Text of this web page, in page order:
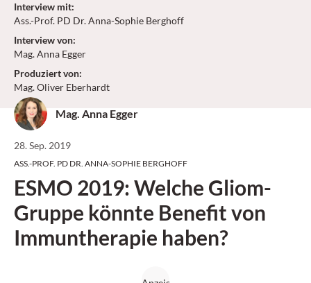
Interview mit:
Ass.-Prof. PD Dr. Anna-Sophie Berghoff
Interview von:
Mag. Anna Egger
Produziert von:
Mag. Oliver Eberhardt
Mag. Anna Egger
28. Sep. 2019
ASS.-PROF. PD DR. ANNA-SOPHIE BERGHOFF
ESMO 2019: Welche Gliom-
Gruppe könnte Benefit von
Immuntherapie haben?